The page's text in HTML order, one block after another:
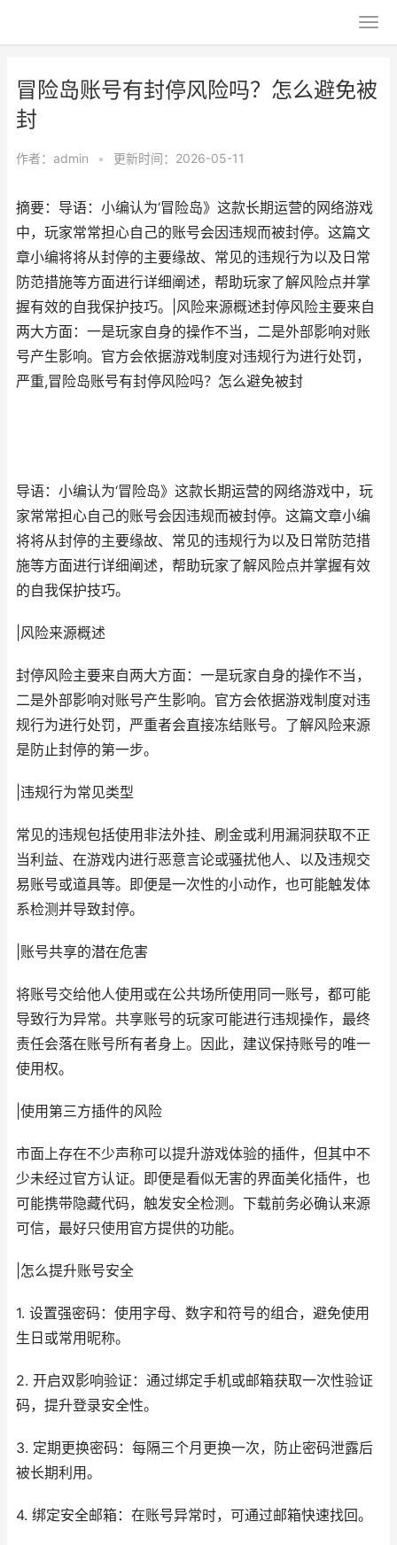
冒险岛账号有封停风险吗？怎么避免被
封
作者： admin • 更新时间：2026-05-11
摘要：导语：小编认为‘冒险岛》这款长期运营的网络游戏
中，玩家常常担心自己的账号会因违规而被封停。这篇文
章小编将将从封停的主要缘故、常见的违规行为以及日常
防范措施等方面进行详细阐述，帮助玩家了解风险点并掌
握有效的自我保护技巧。|风险来源概述封停风险主要来自
两大方面：一是玩家自身的操作不当，二是外部影响对账
号产生影响。官方会依据游戏制度对违规行为进行处罚，
严重,冒险岛账号有封停风险吗？怎么避免被封
导语：小编认为‘冒险岛》这款长期运营的网络游戏中，玩
家常常担心自己的账号会因违规而被封停。这篇文章小编
将将从封停的主要缘故、常见的违规行为以及日常防范措
施等方面进行详细阐述，帮助玩家了解风险点并掌握有效
的自我保护技巧。
|风险来源概述
封停风险主要来自两大方面：一是玩家自身的操作不当，
二是外部影响对账号产生影响。官方会依据游戏制度对违
规行为进行处罚，严重者会直接冻结账号。了解风险来源
是防止封停的第一步。
|违规行为常见类型
常见的违规包括使用非法外挂、刷金或利用漏洞获取不正
当利益、在游戏内进行恶意言论或骚扰他人、以及违规交
易账号或道具等。即便是一次性的小动作，也可能触发体
系检测并导致封停。
|账号共享的潜在危害
将账号交给他人使用或在公共场所使用同一账号，都可能
导致行为异常。共享账号的玩家可能进行违规操作，最终
责任会落在账号所有者身上。因此，建议保持账号的唯一
使用权。
|使用第三方插件的风险
市面上存在不少声称可以提升游戏体验的插件，但其中不
少未经过官方认证。即便是看似无害的界面美化插件，也
可能携带隐藏代码，触发安全检测。下载前务必确认来源
可信，最好只使用官方提供的功能。
|怎么提升账号安全
1. 设置强密码：使用字母、数字和符号的组合，避免使用
生日或常用昵称。
2. 开启双影响验证：通过绑定手机或邮箱获取一次性验证
码，提升登录安全性。
3. 定期更换密码：每隔三个月更换一次，防止密码泄露后
被长期利用。
4. 绑定安全邮箱：在账号异常时，可通过邮箱快速找回。